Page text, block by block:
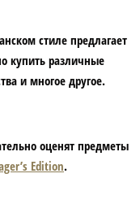
стиле предлагает
купить различные
и многое другое.
оценят предметы
Edition.